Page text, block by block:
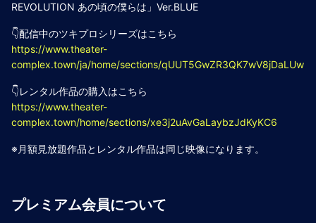
REVOLUTION あの頃の僕らは」Ver.BLUE
👇配信中のツキプロシリーズはこちら
https://www.theater-
complex.town/ja/home/sections/qUUT5GwZR3QK7wV8jDaLUw
👇レンタル作品の購入はこちら
https://www.theater-
complex.town/home/sections/xe3j2uAvGaLaybzJdKyKC6
※月額見放題作品とレンタル作品は同じ映像になります。
プレミアム会員について